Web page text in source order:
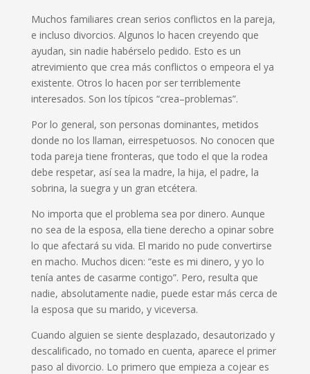
Muchos familiares crean serios conflictos en la pareja,
e incluso divorcios. Algunos lo hacen creyendo que
ayudan, sin nadie habérselo pedido. Esto es un
atrevimiento que crea más conflictos o empeora el ya
existente. Otros lo hacen por ser terriblemente
interesados. Son los típicos “crea–problemas”.
Por lo general, son personas dominantes, metidos
donde no los llaman, eirrespetuosos. No conocen que
toda pareja tiene fronteras, que todo el que la rodea
debe respetar, asísea la madre, la hija, el padre, la
sobrina, la suegra y un gran etcétera.
No importa que el problema sea por dinero. Aunque
no sea de la esposa, ella tiene derecho a opinar sobre
lo que afectará su vida. El marido no pude convertirse
en macho. Muchos dicen: “este es mi dinero, y yo lo
tenía antes de casarme contigo”. Pero, resulta que
nadie, absolutamente nadie, puede estar más cerca de
la esposa que su marido, y viceversa.
Cuando alguien se siente desplazado, desautorizado y
descalificado, no tomado en cuenta, aparece el primer
paso al divorcio. Lo primero que empieza a cojear es